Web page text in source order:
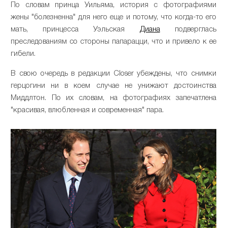
По словам принца Уильяма, история с фотографиями
жены "болезненна" для него еще и потому, что когда-то его
мать, принцесса Уэльская Дианаподверглась
преследованиям со стороны папарацци, что и привело к ее
гибели.
В свою очередь в редакции Closer убеждены, что снимки
герцогини ни в коем случае не унижают достоинства
Миддлтон. По их словам, на фотографиях запечатлена
"красивая, влюбленная и современная" пара.